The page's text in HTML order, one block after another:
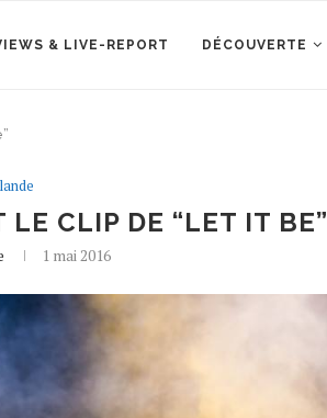
& LIVE-REPORT DÉCOUVERTE
LE CLIP DE “LET IT BE”
1 mai 2016